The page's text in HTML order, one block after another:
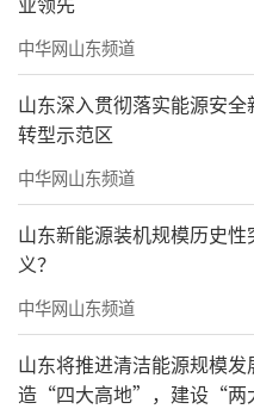
中华网山东频道
山东深入贯彻落实能源安
转型示范区
中华网山东频道
山东新能源装机规模历史
义？
中华网山东频道
山东将推进清洁能源规模
造“四大高地”，建设“两